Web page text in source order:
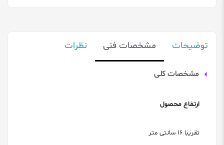
توضیحات مشخصات فنی نظرات
مشخصات کلی
ارتفاع محصول
تقریبا 16 سانتی متر